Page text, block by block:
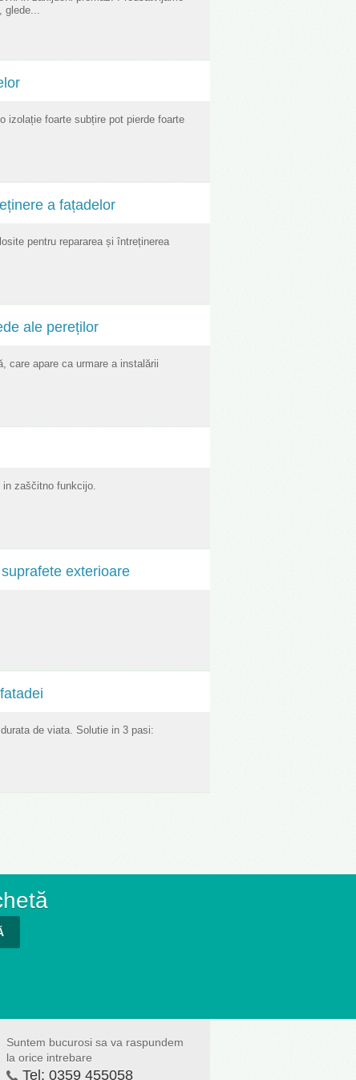
glede...
izolație foarte subțire pot pierde foarte
a fațadelor
pentru repararea și întreținerea
ale pereților
care apare ca urmare a instalării
in zaščitno funkcijo.
exterioare
de viata. Solutie in 3 pasi:
Suntem bucurosi sa va raspundem
la orice intrebare
Tel: 0359 455058